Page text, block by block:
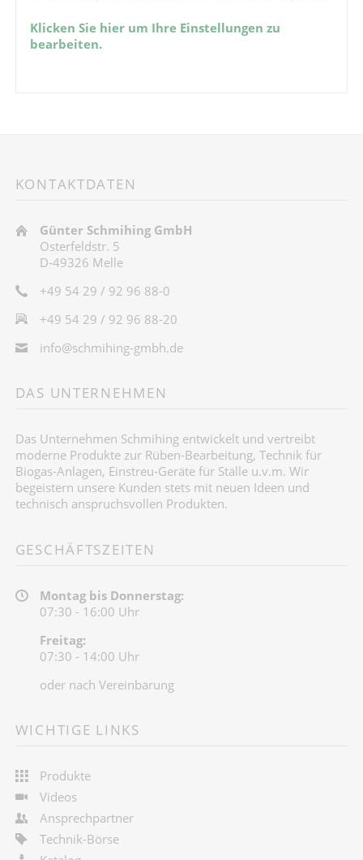
Klicken Sie hier um Ihre Einstellungen zu
bearbeiten.
KONTAKTDATEN
Günter Schmihing GmbH
Osterfeldstr. 5
D-49326 Melle
+49 54 29 / 92 96 88-0
+49 54 29 / 92 96 88-20
info@schmihing-gmbh.de
DAS UNTERNEHMEN
Das Unternehmen Schmihing entwickelt und vertreibt
moderne Produkte zur Rüben-Bearbeitung, Technik für
Biogas-Anlagen, Einstreu-Geräte für Ställe u.v.m. Wir
begeistern unsere Kunden stets mit neuen Ideen und
technisch anspruchsvollen Produkten.
GESCHÄFTSZEITEN
Montag bis Donnerstag:
07:30 - 16:00 Uhr
Freitag:
07:30 - 14:00 Uhr
oder nach Vereinbarung
WICHTIGE LINKS
Produkte
Videos
Ansprechpartner
Technik-Börse